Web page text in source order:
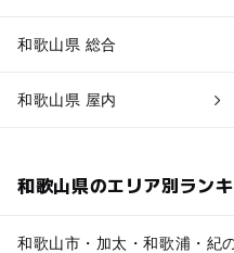
和歌山県 総合
和歌山県 屋内
和歌山県のエリア別ラン
和歌山市・加太・和歌浦・紀